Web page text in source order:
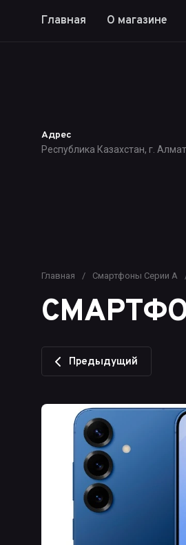
Главная О магазине
Адрес
Республика Казахстан, г.
Главная / Смартфоны Серии A
Предыдущий